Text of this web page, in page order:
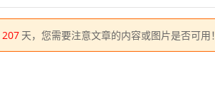
207 天，您需要注意文章的内容或图片是否可用！